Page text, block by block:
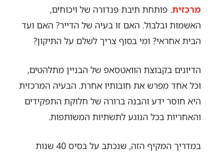
מרכזית. פותחת תיבת פנדורה של ויכוחים,
האשמות ובלבול. האם זו בעיה של הדייר? האם ועד
הבית אחראי? ומי בסוף צריך לשלם על התיקון?
הדיונים בקבוצת הוואטסאפ של הבניין מתלהטים,
וכל אחד מפרש את חובותיו אחרת. הבעיה המרכזית
היא חוסר ידע והבנה ברורה של חלוקת התפקידים
והאחריות בכל הנוגע לתשתיות המשותפות.
במדריך המקיף הזה, שנכתב על בסיס 40 שנות